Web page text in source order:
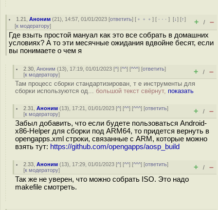
1.21 ,Аноним (21), 14:57, 01/01/2023 [ответить] [ ﹢﹢﹢] [ · · ·][↓] [↑]
[к модератору] + / –
Где взыть простой мануал как это все собрать в домашних
условиях? А то эти месячные ожидания вдвойне бесят, если
вы понимаете о чем я
2.30 ,Аноним (13), 17:19, 01/01/2023 [^] [^^] [^^^] [ответить]
[к модератору] + / –
Там процесс сборки стандартизирован, т е инструменты для
сборки используются од... большой текст свёрнут, показать
2.31 ,Аноним (13), 17:21, 01/01/2023 [^] [^^] [^^^] [ответить]
[к модератору] + / –
Забыл добавить, что если будете пользоваться Android-
x86-Helper для сборки под ARM64, то придется вернуть в
opengapps.xml строки, связанные с ARM, которые можно
взять тут: https://github.com/opengapps/aosp_build
2.33 ,Аноним (13), 17:29, 01/01/2023 [^] [^^] [^^^] [ответить]
[к модератору] + / –
Так же не уверен, что можно собрать ISO. Это надо
makefile смотреть.